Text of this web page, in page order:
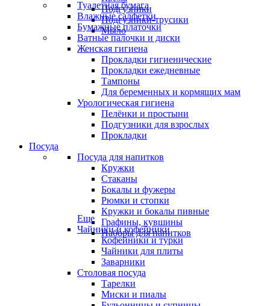
Подгузники
Подгузники-трусики
Мыло
Туалетная бумага
Влажные салфетки
Бумажные платочки
Ватные палочки и диски
Женская гигиена
Прокладки гигиенические
Прокладки ежедневные
Тампоны
Для беременных и кормящих мам
Урологическая гигиена
Пелёнки и простыни
Подгузники для взрослых
Прокладки
Посуда
Посуда для напитков
Кружки
Стаканы
Бокалы и фужеры
Рюмки и стопки
Кружки и бокалы пивные
Графины, кувшины
Наборы для напитков
Еще
Чайники и кофейники
Кофейники и турки
Чайники для плиты
Заварники
Столовая посуда
Тарелки
Миски и пиалы